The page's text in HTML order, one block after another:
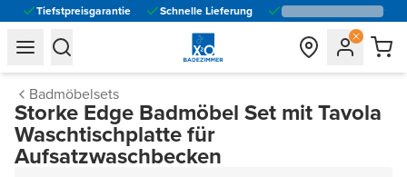
Tiefstpreisgarantie Schnelle Lieferung
general.navigation.toggle_menu.label
general.navigation.toggle_menu.label
Badmöbelsets
Storke Edge Badmöbel Set mit Tavola
Waschtischplatte für
Aufsatzwaschbecken